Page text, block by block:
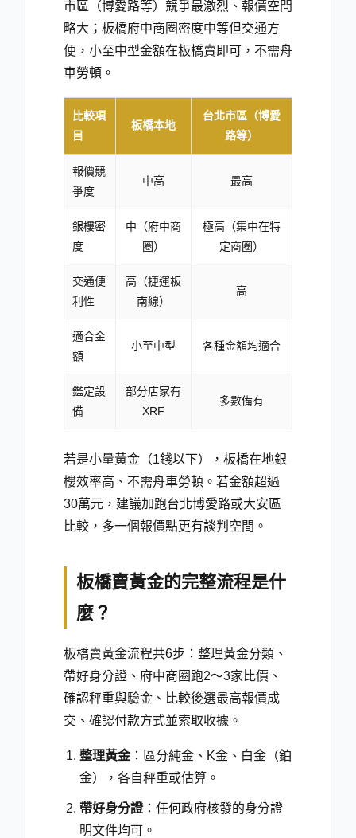
市區（博愛路等）競爭最激烈、報價空間
略大；板橋府中商圈密度中等但交通方
便，小至中型金額在板橋賣即可，不需舟
車勞頓。
比較項
目
板橋本地
台北市區（博愛
路等）
報價競
爭度
中高 最高
銀樓密
度
中（府中商
圈）
極高（集中在特
定商圈）
交通便
利性
高（捷運板
南線）
高
適合金
額
小至中型 各種金額均適合
鑑定設
備
部分店家有
XRF
多數備有
若是小量黃金（1錢以下），板橋在地銀
樓效率高、不需舟車勞頓。若金額超過
30萬元，建議加跑台北博愛路或大安區
比較，多一個報價點更有談判空間。
板橋賣黃金的完整流程是什
麼？
板橋賣黃金流程共6步：整理黃金分類、
帶好身分證、府中商圈跑2～3家比價、
確認秤重與驗金、比較後選最高報價成
交、確認付款方式並索取收據。
整理黃金：區分純金、K金、白金（鉑
金），各自秤重或估算。
帶好身分證 ：任何政府核發的身分證
明文件均可。